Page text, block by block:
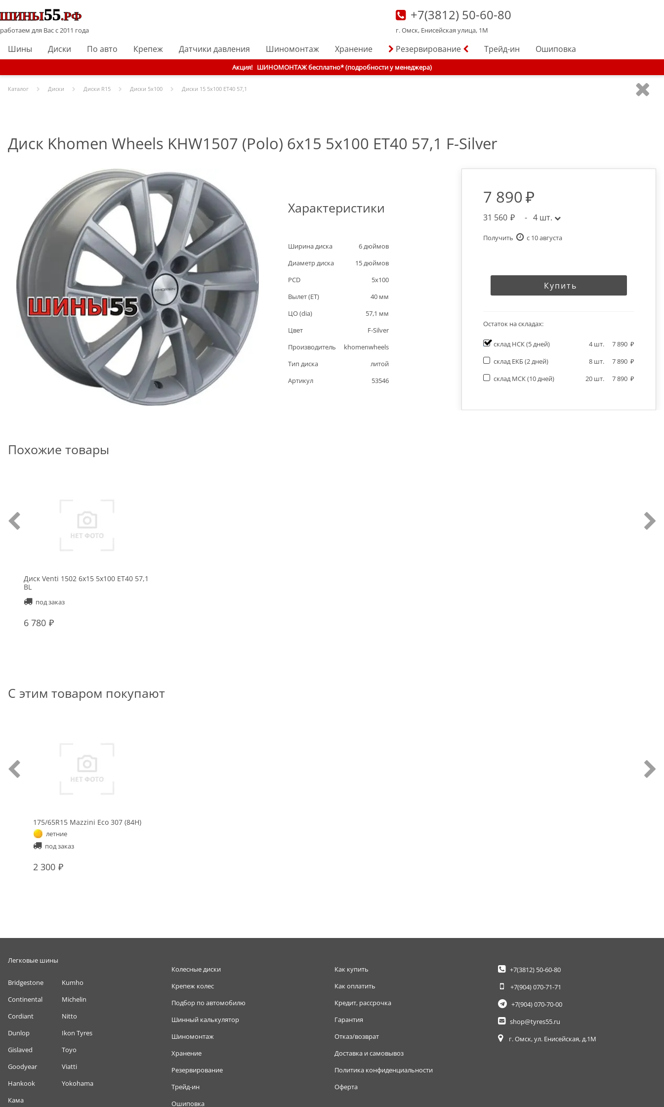
работаем для Вас с 2011 года
+7(3812) 50-60-80
г. Омск, Енисейская улица, 1М
Шины Диски По авто Крепеж Датчики давления Шиномонтаж Хранение Резервирование Трейд-ин Ошиповка
Акция! ШИНОМОНТАЖ бесплатно* (подробности у менеджера)
Каталог Диски Диски R15 Диски 5x100 Диски 15 5x100 ET40 57,1
Диск Khomen Wheels KHW1507 (Polo) 6x15 5x100 ET40 57,1 F-Silver
Характеристики
Ширина диска 6дюймов
Диаметр диска
15дюймов
PCD
5x100
Вылет (ET)
40 мм
ЦО (dia)
57,1 мм
Цвет
F-Silver
Производитель
khomenwheels
Тип диска
литой
Артикул
53546
7 890
31 560 - 4 шт.
Получить c 10 августа
Купить
Остаток на складах:
склад НСК(5 дней) 4шт.
7 890
склад ЕКБ(2 дней) 8 шт.
7 890
склад МСК(10 дней) 20 шт. 7 890
Похожие товары
Диск Venti 1502 6x15 5x100 ET40 57,1
BL
под заказ
6 780
С этим товаром покупают
175/65R15 Mazzini Eco 307 (84H)
летние
под заказ
2 300
Легковые шины
Bridgestone
Continental
Cordiant
Dunlop
Gislaved
Goodyear
Hankook
Кама
Kumho
Michelin
Nitto
Ikon Tyres
Toyo
Viatti
Yokohama
Колесные диски
Крепеж колес
Подбор по автомобилю
Шинный калькулятор
Шиномонтаж
Хранение
Резервирование
Трейд-ин
Ошиповка
Как купить
Как оплатить
Кредит, рассрочка
Гарантия
Отказ/возврат
Доставка и самовывоз
Политика конфиденциальности
Оферта
+7(3812)50-60-80
+7(904)070-71-71
+7(904)070-70-00
shop@tyres55.ru
г. Омск, ул. Енисейская, д.1М